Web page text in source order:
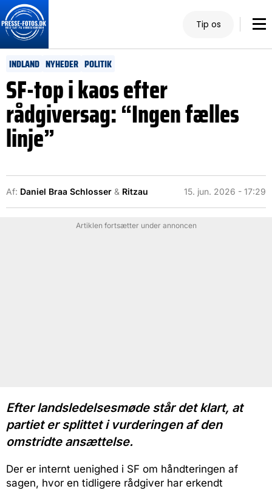
Tip os
INDLAND NYHEDER POLITIK
SF-top i kaos efter
rådgiversag: “Ingen fælles
linje”
Af: Daniel Braa Schlosser & Ritzau 15. jun. 2026 - 17:29
Artiklen fortsætter under annoncen
Efter landsledelsesmøde står det klart, at
partiet er splittet i vurderingen af den
omstridte ansættelse.
Der er internt uenighed i SF om håndteringen af
sagen, hvor en tidligere rådgiver har erkendt